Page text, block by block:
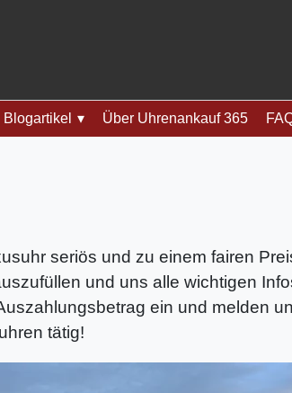
Blogartikel Über Uhrenankauf 365
seriös und zu einem fairen
und uns alle wichtigen
ein und melden
tätig!